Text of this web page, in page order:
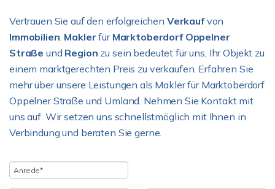
Vertrauen Sie auf den erfolgreichen Verkaufvon
Immobilien. Maklerfür Marktoberdorf Oppelner
Straße und Region zu sein bedeutet für uns, Ihr Objekt zu
einem marktgerechten Preis zu verkaufen. Erfahren Sie
mehr über unsere Leistungen als Makler für Marktoberdorf
Oppelner Straße und Umland. Nehmen Sie Kontakt mit
uns auf. Wir setzen uns schnellstmöglich mit Ihnen in
Verbindung und beraten Sie gerne.